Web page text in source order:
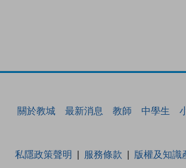
關於教城 最新消息 教師 中學生
私隱政策聲明 服務條款 版權及知識